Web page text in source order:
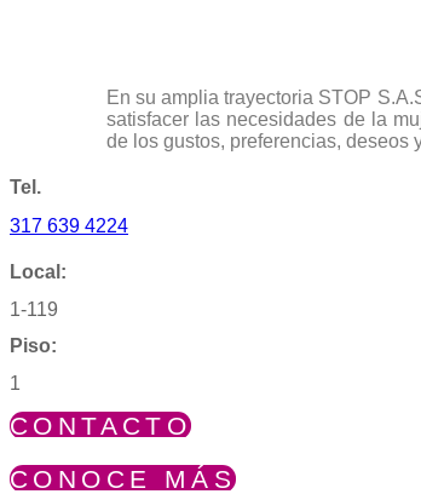
En su amplia trayectoria STOP
satisfacer las necesidades de la
de los gustos, preferencias, deseos
Tel.
317 639 4224
Local:
1-119
Piso:
1
CONTACTO
CONOCE MÁS